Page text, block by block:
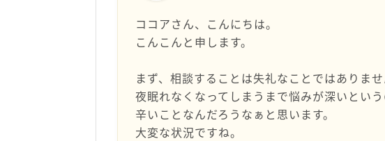
ココアさん、こんにちは。
こんこんと申します。
まず、相談することは失礼なことではありませ
夜眠れなくなってしまうまで悩みが深いとい
辛いことなんだろうなぁと思います。
大変な状況ですね。